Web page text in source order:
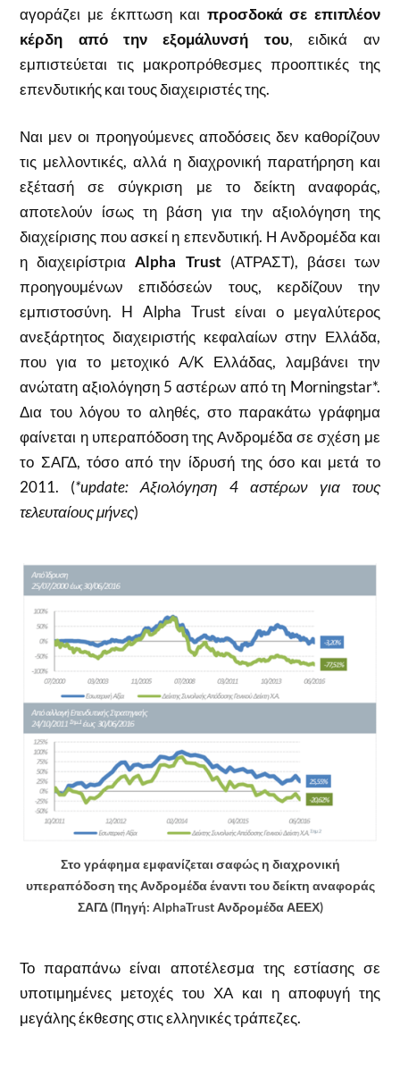
αγοράζει με έκπτωση και προσδοκά σε επιπλέον
κέρδη από την εξομάλυνσή του, ειδικά αν
εμπιστεύεται τις μακροπρόθεσμες προοπτικές της
επενδυτικής και τους διαχειριστές της.
Ναι μεν οι προηγούμενες αποδόσεις δεν καθορίζουν
τις μελλοντικές, αλλά η διαχρονική παρατήρηση και
εξέτασή σε σύγκριση με το δείκτη αναφοράς,
αποτελούν ίσως τη βάση για την αξιολόγηση της
διαχείρισης που ασκεί η επενδυτική. Η Ανδρομέδα και
η διαχειρίστριαAlpha Trust (ΑΤΡΑΣΤ), βάσει των
προηγουμένων επιδόσεών τους, κερδίζουν την
εμπιστοσύνη. H Alpha Trust είναι ο μεγαλύτερος
ανεξάρτητος διαχειριστής κεφαλαίων στην Ελλάδα,
που για το μετοχικό Α/Κ Ελλάδας, λαμβάνει την
ανώτατη αξιολόγηση 5 αστέρων από τη Morningstar*.
Δια του λόγου το αληθές, στο παρακάτω γράφημα
φαίνεται η υπεραπόδοση της Ανδρομέδα σε σχέση με
το ΣΑΓΔ, τόσο από την ίδρυσή της όσο και μετά το
2011. (*update: Αξιολόγηση 4 αστέρων για τους
τελευταίους μήνες)
Στο γράφημα εμφανίζεται σαφώς η διαχρονική
υπεραπόδοση της Ανδρομέδα έναντι του δείκτη αναφοράς
ΣΑΓΔ (Πηγή: AlphaTrust Ανδρομέδα ΑΕΕΧ)
Το παραπάνω είναι αποτέλεσμα της εστίασης σε
υποτιμημένες μετοχές του ΧΑ και η αποφυγή της
μεγάλης έκθεσης στις ελληνικές τράπεζες.